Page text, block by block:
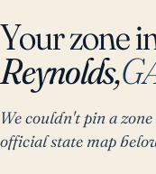
Your zone
Reynolds,
We couldn't pin a
official state map